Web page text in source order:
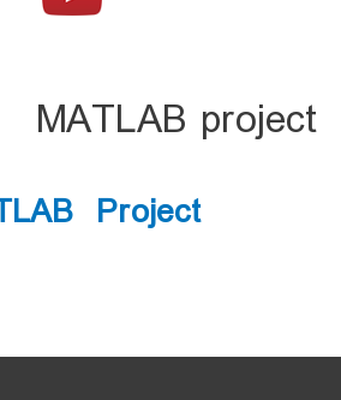
MATLAB project
Project